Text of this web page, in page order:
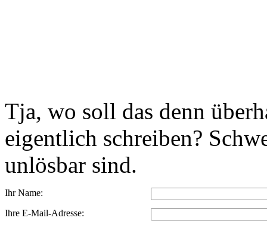
Tja, wo soll das denn
eigentlich schreiben?
unlösbar sind.
Ihr Name:
Ihre E-Mail-Adresse: